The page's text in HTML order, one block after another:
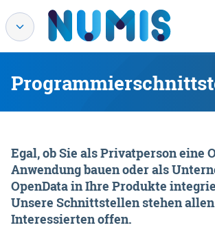
Egal, ob Sie als Privatperson eine
Anwendung bauen oder als
OpenData in Ihre Produkte
Unsere Schnittstellen stehen allen
Interessierten offen.